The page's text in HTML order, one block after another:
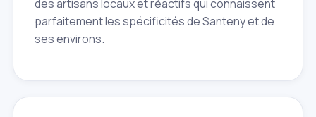
des artisans locaux et réactifs qui connaissent
parfaitement les spécificités de Santeny et de
ses environs.